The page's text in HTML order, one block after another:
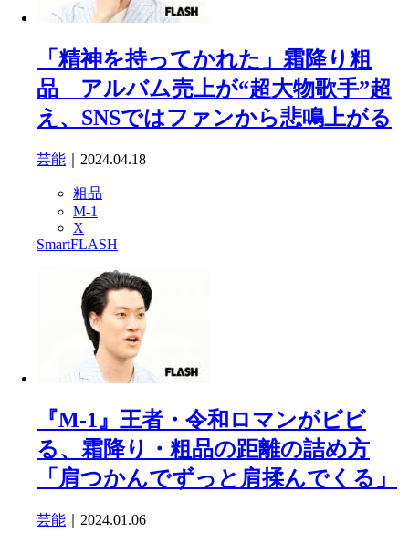
「精神を持ってかれた」霜降り粗
品 アルバム売上が“超大物歌手”超
え、SNSではファンから悲鳴上がる
芸能 ｜2024.04.18
粗品
M-1
X
SmartFLASH
『M-1』王者・令和ロマンがビビ
る、霜降り・粗品の距離の詰め方
「肩つかんでずっと肩揉んでくる」
芸能 ｜2024.01.06